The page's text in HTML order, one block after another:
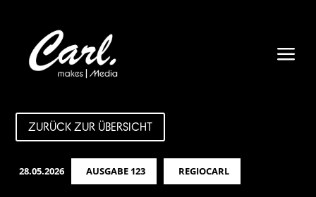
a
ZURÜCK ZUR ÜBERSICHT
28.05.2026 AUSGABE 123 REGIOCARL